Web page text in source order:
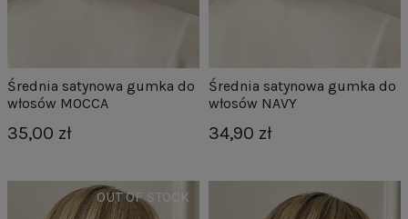
Średnia satynowa gumka do
włosów MOCCA
35,00 zł
Średnia satynowa gumka do
włosów NAVY
34,90 zł